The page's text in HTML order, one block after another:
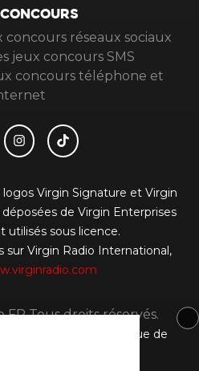
concours réseaux sociaux
jeux concours SMS
concours téléphone et
Virgin Signature et Virgin
de Virgin Enterprises
utilisés sous licence.
sur Virgin Radio International,
FR Tous droits réservés.
Politique de